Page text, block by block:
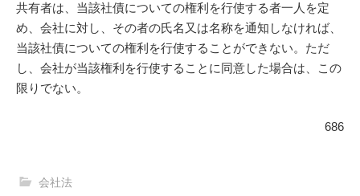
共有者は、当該社債についての権利を行使する者一人を定
め、会社に対し、その者の氏名又は名称を通知しなければ、
当該社債についての権利を行使することができない。ただ
し、会社が当該権利を行使することに同意した場合は、この
限りでない。
686
会社法